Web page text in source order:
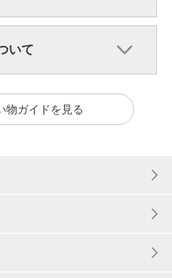
いて
物ガイドを見る